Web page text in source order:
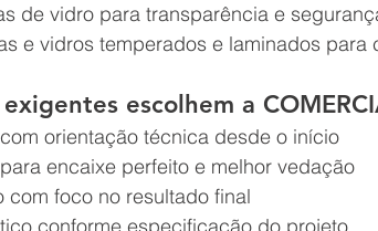
de vidro para transparência e
e vidros temperados e laminados para
escolhem a
orientação técnica desde o início
encaixe perfeito e melhor vedação
foco no resultado final